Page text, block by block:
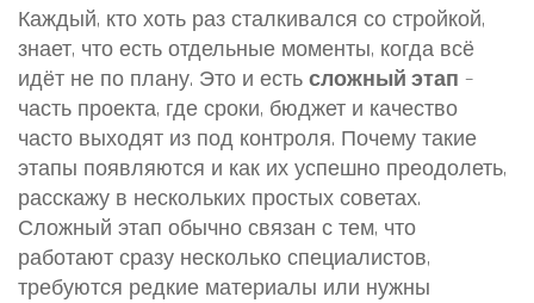
Каждый, кто хоть раз сталкивался со стройкой,
знает, что есть отдельные моменты, когда всё
идёт не по плану. Это и есть сложный этап –
часть проекта, где сроки, бюджет и качество
часто выходят из под контроля. Почему такие
этапы появляются и как их успешно преодолеть,
расскажу в нескольких простых советах.
Сложный этап обычно связан с тем, что
работают сразу несколько специалистов,
требуются редкие материалы или нужны